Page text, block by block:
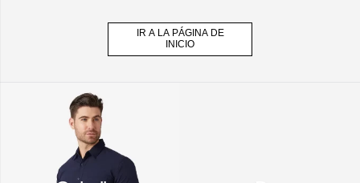
IR A LA PÁGINA DE
INICIO